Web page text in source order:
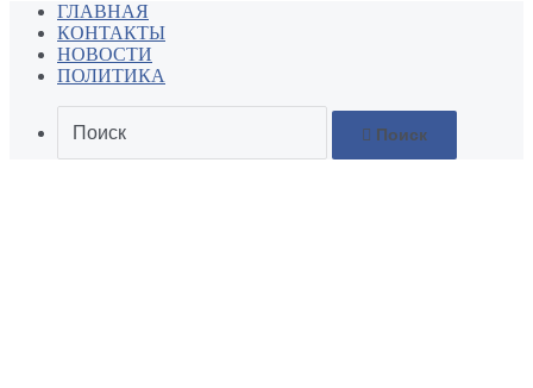
ГЛАВНАЯ
КОНТАКТЫ
НОВОСТИ
ПОЛИТИКА
Поиск